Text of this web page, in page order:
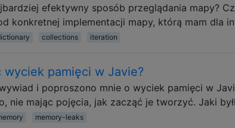
efektywny sposób przeglądania mapy?
konkretnej implementacji mapy, którą mam dla
collections iteration
pamięci w Javie?
wywiad i poproszono mnie o wyciek pamięci w
nie mając pojęcia, jak zacząć je tworzyć. Jaki
memory-leaks